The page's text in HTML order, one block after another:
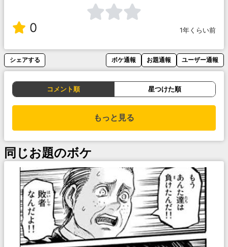
0 1年くらい前
シェアする ボケ通報 お題通報 ユーザー通報
コメント順 星つけた順
もっと見る
同じお題のボケ